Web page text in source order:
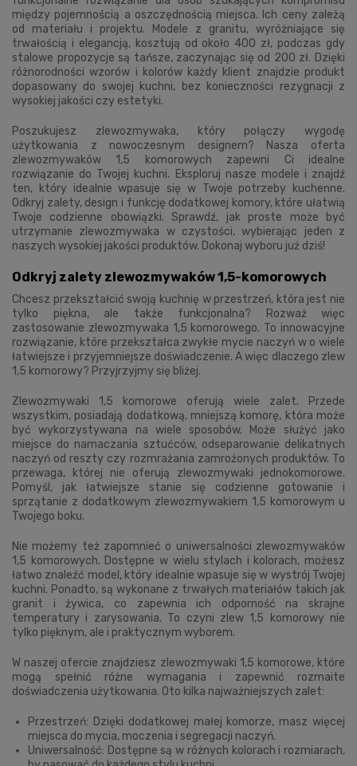
między pojemnością a oszczędnością miejsca. Ich ceny zależą
od materiału i projektu. Modele z granitu, wyróżniające się
trwałością i elegancją, kosztują od około 400 zł, podczas gdy
stalowe propozycje są tańsze, zaczynając się od 200 zł. Dzięki
różnorodności wzorów i kolorów każdy klient znajdzie produkt
dopasowany do swojej kuchni, bez konieczności rezygnacji z
wysokiej jakości czy estetyki.
Poszukujesz zlewozmywaka, który połączy wygodę
użytkowania z nowoczesnym designem? Nasza oferta
zlewozmywaków 1,5 komorowych zapewni Ci idealne
rozwiązanie do Twojej kuchni. Eksploruj nasze modele i znajdź
ten, który idealnie wpasuje się w Twoje potrzeby kuchenne.
Odkryj zalety, design i funkcję dodatkowej komory, które ułatwią
Twoje codzienne obowiązki. Sprawdź, jak proste może być
utrzymanie zlewozmywaka w czystości, wybierając jeden z
naszych wysokiej jakości produktów. Dokonaj wyboru już dziś!
Odkryj zalety zlewozmywaków 1,5-komorowych
Chcesz przekształcić swoją kuchnię w przestrzeń, która jest nie
tylko piękna, ale także funkcjonalna? Rozważ więc
zastosowanie zlewozmywaka 1,5 komorowego. To innowacyjne
rozwiązanie, które przekształca zwykłe mycie naczyń w o wiele
łatwiejsze i przyjemniejsze doświadczenie. A więc dlaczego zlew
1,5 komorowy? Przyjrzyjmy się bliżej.
Zlewozmywaki 1,5 komorowe oferują wiele zalet. Przede
wszystkim, posiadają dodatkową, mniejszą komorę, która może
być wykorzystywana na wiele sposobów. Może służyć jako
miejsce do namaczania sztućców, odseparowanie delikatnych
naczyń od reszty czy rozmrażania zamrożonych produktów. To
przewaga, której nie oferują zlewozmywaki jednokomorowe.
Pomyśl, jak łatwiejsze stanie się codzienne gotowanie i
sprzątanie z dodatkowym zlewozmywakiem 1,5 komorowym u
Twojego boku.
Nie możemy też zapomnieć o uniwersalności zlewozmywaków
1,5 komorowych. Dostępne w wielu stylach i kolorach, możesz
łatwo znaleźć model, który idealnie wpasuje się w wystrój Twojej
kuchni. Ponadto, są wykonane z trwałych materiałów takich jak
granit i żywica, co zapewnia ich odporność na skrajne
temperatury i zarysowania. To czyni zlew 1,5 komorowy nie
tylko pięknym, ale i praktycznym wyborem.
W naszej ofercie znajdziesz zlewozmywaki 1,5 komorowe, które
mogą spełnić różne wymagania i zapewnić rozmaite
doświadczenia użytkowania. Oto kilka najważniejszych zalet:
Przestrzeń: Dzięki dodatkowej małej komorze, masz więcej
miejsca do mycia, moczenia i segregacji naczyń.
Uniwersalność: Dostępne są w różnych kolorach i rozmiarach,